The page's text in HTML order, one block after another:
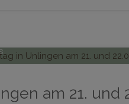
am 21. und